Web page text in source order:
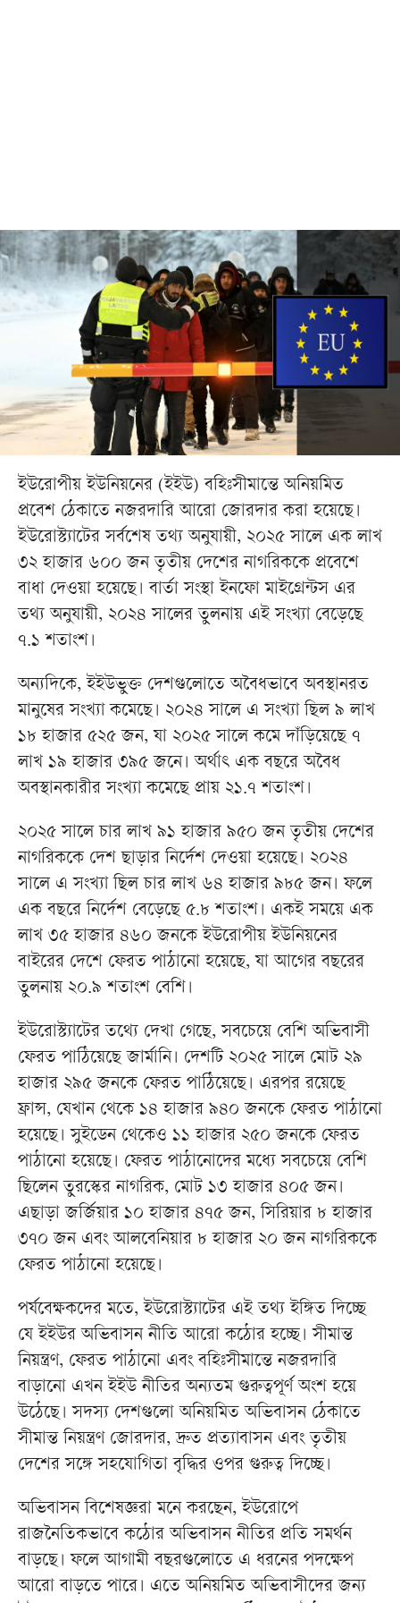
ইউরোপীয় ইউনিয়নের (ইইউ) বহিঃসীমান্তে অনিয়মিত
প্রবেশ ঠেকাতে নজরদারি আরো জোরদার করা হয়েছে।
ইউরোস্ট্যাটের সর্বশেষ তথ্য অনুযায়ী, ২০২৫ সালে এক লাখ
৩২ হাজার ৬০০ জন তৃতীয় দেশের নাগরিককে প্রবেশে
বাধা দেওয়া হয়েছে। বার্তা সংস্থা ইনফো মাইগ্রেন্টস এর
তথ্য অনুযায়ী, ২০২৪ সালের তুলনায় এই সংখ্যা বেড়েছে
৭.১ শতাংশ।
অন্যদিকে, ইইউভুক্ত দেশগুলোতে অবৈধভাবে অবস্থানরত
মানুষের সংখ্যা কমেছে। ২০২৪ সালে এ সংখ্যা ছিল ৯ লাখ
১৮ হাজার ৫২৫ জন, যা ২০২৫ সালে কমে দাঁড়িয়েছে ৭
লাখ ১৯ হাজার ৩৯৫ জনে। অর্থাৎ এক বছরে অবৈধ
অবস্থানকারীর সংখ্যা কমেছে প্রায় ২১.৭ শতাংশ।
২০২৫ সালে চার লাখ ৯১ হাজার ৯৫০ জন তৃতীয় দেশের
নাগরিককে দেশ ছাড়ার নির্দেশ দেওয়া হয়েছে। ২০২৪
সালে এ সংখ্যা ছিল চার লাখ ৬৪ হাজার ৯৮৫ জন। ফলে
এক বছরে নির্দেশ বেড়েছে ৫.৮ শতাংশ। একই সময়ে এক
লাখ ৩৫ হাজার ৪৬০ জনকে ইউরোপীয় ইউনিয়নের
বাইরের দেশে ফেরত পাঠানো হয়েছে, যা আগের বছরের
তুলনায় ২০.৯ শতাংশ বেশি।
ইউরোস্ট্যাটের তথ্যে দেখা গেছে, সবচেয়ে বেশি অভিবাসী
ফেরত পাঠিয়েছে জার্মানি। দেশটি ২০২৫ সালে মোট ২৯
হাজার ২৯৫ জনকে ফেরত পাঠিয়েছে। এরপর রয়েছে
ফ্রান্স, যেখান থেকে ১৪ হাজার ৯৪০ জনকে ফেরত পাঠানো
হয়েছে। সুইডেন থেকেও ১১ হাজার ২৫০ জনকে ফেরত
পাঠানো হয়েছে। ফেরত পাঠানোদের মধ্যে সবচেয়ে বেশি
ছিলেন তুরস্কের নাগরিক, মোট ১৩ হাজার ৪০৫ জন।
এছাড়া জর্জিয়ার ১০ হাজার ৪৭৫ জন, সিরিয়ার ৮ হাজার
৩৭০ জন এবং আলবেনিয়ার ৮ হাজার ২০ জন নাগরিককে
ফেরত পাঠানো হয়েছে।
পর্যবেক্ষকদের মতে, ইউরোস্ট্যাটের এই তথ্য ইঙ্গিত দিচ্ছে
যে ইইউর অভিবাসন নীতি আরো কঠোর হচ্ছে। সীমান্ত
নিয়ন্ত্রণ, ফেরত পাঠানো এবং বহিঃসীমান্তে নজরদারি
বাড়ানো এখন ইইউ নীতির অন্যতম গুরুত্বপূর্ণ অংশ হয়ে
উঠেছে। সদস্য দেশগুলো অনিয়মিত অভিবাসন ঠেকাতে
সীমান্ত নিয়ন্ত্রণ জোরদার, দ্রুত প্রত্যাবাসন এবং তৃতীয়
দেশের সঙ্গে সহযোগিতা বৃদ্ধির ওপর গুরুত্ব দিচ্ছে।
অভিবাসন বিশেষজ্ঞরা মনে করছেন, ইউরোপে
রাজনৈতিকভাবে কঠোর অভিবাসন নীতির প্রতি সমর্থন
বাড়ছে। ফলে আগামী বছরগুলোতে এ ধরনের পদক্ষেপ
আরো বাড়তে পারে। এতে অনিয়মিত অভিবাসীদের জন্য